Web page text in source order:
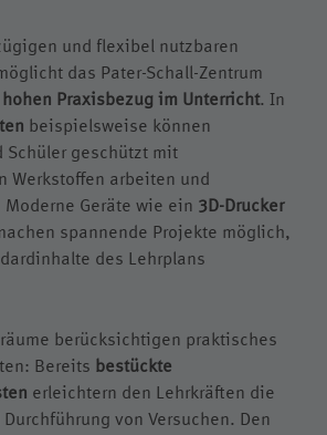
und flexibel nutzbaren
das Pater-Schall-Zentrum
hohen Praxisbezug im Unterricht. In
beispielsweise können
Schüler geschützt mit
Werkstoffen arbeiten und
Geräte wie ein 3D-Drucker
spannende Projekte möglich,
des Lehrplans
berücksichtigen praktisches
Bereits bestückte
erleichtern den Lehrkräften die
von Versuchen. Den